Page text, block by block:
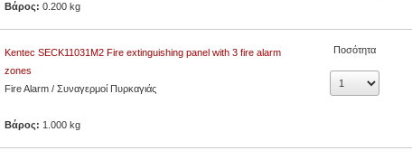
Βάρος:0.200 kg
Kentec SECK11031M2 Fire extinguishing panel with 3 fire alarm
zones
Fire Alarm / Συναγερμοί Πυρκαγιάς
Βάρος: 1.000 kg
Ποσότητα